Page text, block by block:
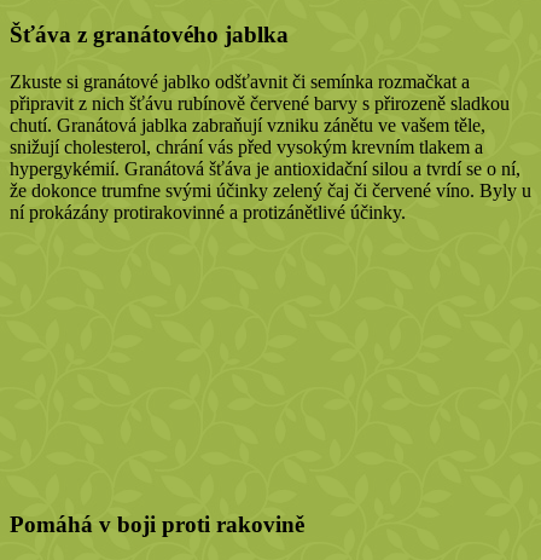
Šťáva z granátového jablka
Zkuste si granátové jablko odšťavnit či semínka rozmačkat a
připravit z nich šťávu rubínově červené barvy s přirozeně sladkou
chutí. Granátová jablka zabraňují vzniku zánětu ve vašem těle,
snižují cholesterol, chrání vás před vysokým krevním tlakem a
hypergykémií. Granátová šťáva je antioxidační silou a tvrdí se o ní,
že dokonce trumfne svými účinky zelený čaj či červené víno. Byly u
ní prokázány protirakovinné a protizánětlivé účinky.
Pomáhá v boji proti rakovině